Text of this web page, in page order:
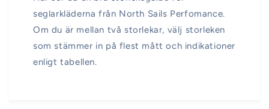
seglarkläderna från North Sails Perfomance.
Om du är mellan två storlekar, välj storleken
som stämmer in på flest mått och indikationer
enligt tabellen.